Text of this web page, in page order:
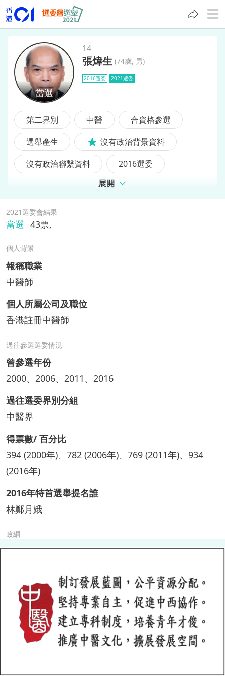
張煒生
14
張煒生 (74歲, 男)
2016選委 2021選委
第二界別 中醫
合資格參選
選舉產生
沒有政治背景資料
沒有政治聯繫資料
2016選委
展開
2021選委會結果
當選 43票,
個人背景
報稱職業
中醫師
個人所屬公司及職位
香港註冊中醫師
過往參選選委情況
曾參選年份
2000、2006、2011、2016
過往選委界別分組
中醫界
得票數/ 百分比
394 (2000年)、782 (2006年)、769 (2011年)、934
(2016年)
2016年特首選舉提名誰
林鄭月娥
政綱